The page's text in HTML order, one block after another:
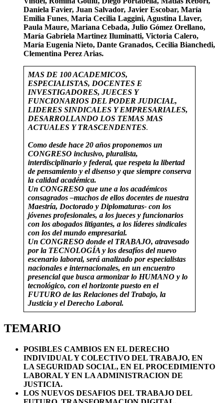
Daniela Favier, Juan Salvador, Javier Escobar, María
Emilia Funes, Maria Cecilia Laggini, Agustina Llaver,
Paula Maure, Mariana Cebada, Julio Gómez Orellano,
María Gabriela Martinez Iluminatti, Victoria Calero,
María Eugenia Nieto, Dante Granados, Cecilia Bianchedi,
Clementina Perez Arias.
MAS DE 100 ACADEMICOS,
ESPECIALISTAS, DOCENTES E
INVESTIGADORES, JUECES Y
FUNCIONARIOS DEL PODER JUDICIAL,
LIDERES SINDICALES Y EMPRESARIALES,
DESARROLLANDO LOS TEMAS MAS
ACTUALES Y TRASCENDENTES.
Como desde hace 20 años proponemos un
CONGRESO inclusivo, pluralista,
interdisciplinario y federal, que respeta la libertad
de pensamiento y el disenso y que siempre conserva
la calidad académica.
Un CONGRESO que une a los académicos
consagrados –muchos de ellos docentes de nuestra
Maestría, Doctorado y Diplomaturas- con los
jóvenes profesionales, a los jueces y funcionarios
con los abogados litigantes, a los líderes sindicales
con los del mundo empresarial.
Un CONGRESO donde el TRABAJO, atravesado
por la TECNOLOGÍA y los desafíos del nuevo
escenario laboral, será analizado por especialistas
nacionales e internacionales, en un encuentro
presencial que busca armonizar lo HUMANO y lo
tecnológico, con el horizonte puesto en el
FUTURO de las Relaciones del Trabajo, la
Justicia y el Derecho Laboral.
TEMARIO
POSIBLES CAMBIOS EN EL DERECHO
INDIVIDUAL Y COLECTIVO DEL TRABAJO, EN
LA SEGURIDAD SOCIAL, EN EL PROCEDIMIENTO
LABORAL Y EN LA ADMINISTRACION DE
JUSTICIA.
LOS NUEVOS DESAFIOS DEL TRABAJO DEL